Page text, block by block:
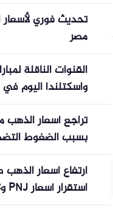
التعاملات -جريدة
تحديث فوري
مصر
القنوات الناقلة
واسكتلندا اليوم
2026
تراجع أسعار الذهب
بسبب الضغوط
أسعار الطاقة
ارتفاع أسعار
استقرار أسعار PNJ وBTMC وSJC